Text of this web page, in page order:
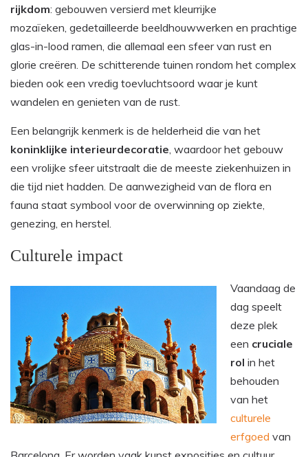
rijkdom: gebouwen versierd met kleurrijke
mozaïeken, gedetailleerde beeldhouwwerken en prachtige
glas-in-lood ramen, die allemaal een sfeer van rust en
glorie creëren. De schitterende tuinen rondom het complex
bieden ook een vredig toevluchtsoord waar je kunt
wandelen en genieten van de rust.
Een belangrijk kenmerk is de helderheid die van het
koninklijke interieurdecoratie, waardoor het gebouw
een vrolijke sfeer uitstraalt die de meeste ziekenhuizen in
die tijd niet hadden. De aanwezigheid van de flora en
fauna staat symbool voor de overwinning op ziekte,
genezing, en herstel.
Culturele impact
Vaandaag de
dag speelt
deze plek
een cruciale
rol in het
behouden
van het
culturele
erfgoed van